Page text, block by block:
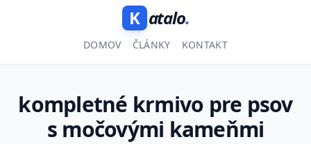
K atalo.
DOMOV ČLÁNKY KONTAKT
kompletné krmivo pre psov
s močovými kameňmi